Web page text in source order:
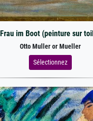
Frau im Boot (peinture sur
Otto Muller or Mueller
Sélectionnez